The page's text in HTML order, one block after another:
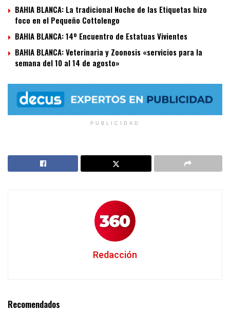
BAHIA BLANCA: La tradicional Noche de las Etiquetas hizo
foco en el Pequeño Cottolengo
BAHIA BLANCA: 14º Encuentro de Estatuas Vivientes
BAHIA BLANCA: Veterinaria y Zoonosis «servicios para la
semana del 10 al 14 de agosto»
PUBLICIDAD
Redacción
Recomendados